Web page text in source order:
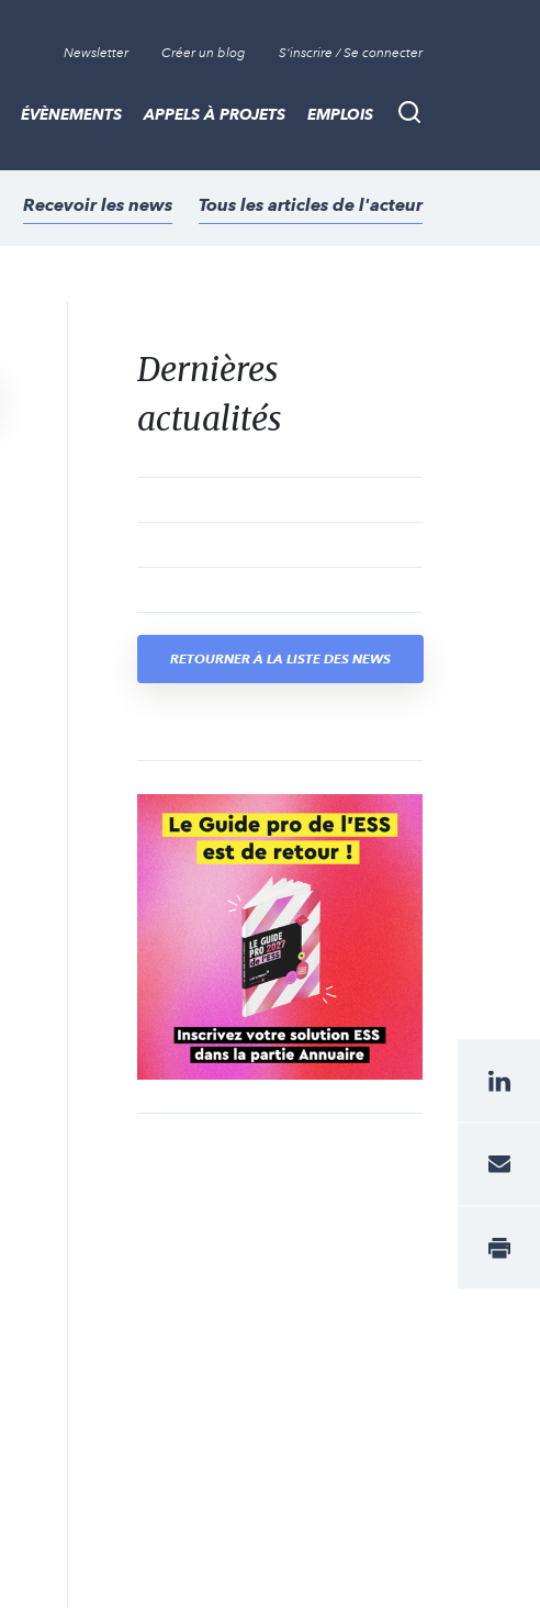
Newsletter Créer un blog S'inscrire / Se connecter
Recherche
ÉVÈNEMENTS APPELS À PROJETS EMPLOIS
Recevoir les news Tous les articles de l'acteur
Dernières
actualités
RETOURNER À LA LISTE DES NEWS